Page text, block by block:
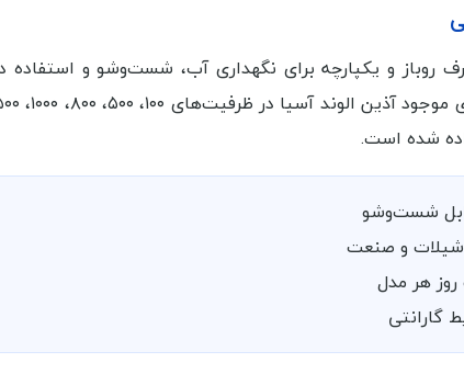
روباز و یکپارچه برای نگهداری آب، شست‌وشو و استفاده
شده است.
شست‌وشو
شیلات و صنعت
هر مدل
گارانتی